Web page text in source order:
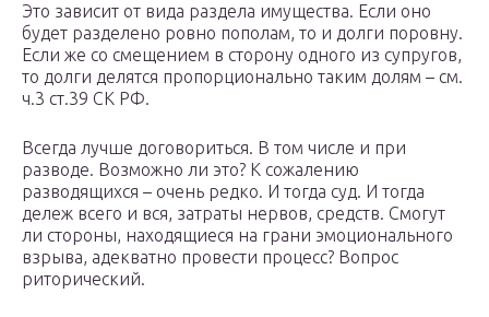
Это зависит от вида раздела имущества. Если оно
будет разделено ровно пополам, то и долги поровну.
Если же со смещением в сторону одного из супругов,
то долги делятся пропорционально таким долям – см.
ч.3 ст.39 СК РФ.
Всегда лучше договориться. В том числе и при
разводе. Возможно ли это? К сожалению
разводящихся – очень редко. И тогда суд. И тогда
дележ всего и вся, затраты нервов, средств. Смогут
ли стороны, находящиеся на грани эмоционального
взрыва, адекватно провести процесс? Вопрос
риторический.